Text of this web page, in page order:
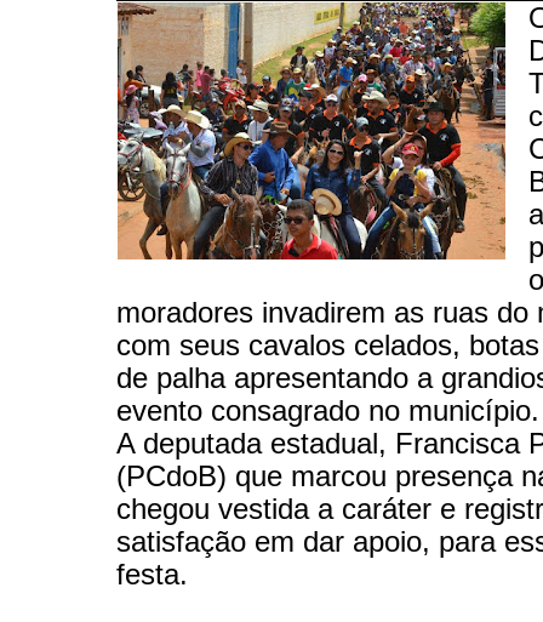
moradores invadirem as ruas do
com seus cavalos celados,
de palha apresentando a
evento consagrado no município.
A deputada estadual, Francisca
(PCdoB) que marcou presença
chegou vestida a caráter e
satisfação em dar apoio, para
festa.